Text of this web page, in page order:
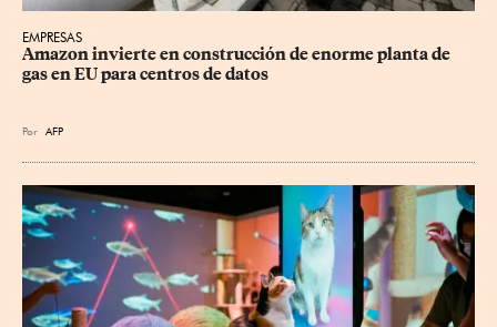
EMPRESAS
Amazon invierte en construcción de enorme planta de
gas en EU para centros de datos
Por AFP